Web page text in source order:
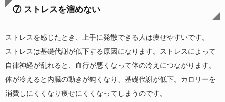
⑦ ストレスを溜めない
ストレスを感じたとき、上手に発散できる人は痩せやすいです。
ストレスは基礎代謝が低下する原因になります。ストレスによって
自律神経が乱れると、血行が悪くなって体の冷えにつながります。
体が冷えると内臓の動きが鈍くなり、基礎代謝が低下。カロリーを
消費しにくくなり痩せにくくなってしまうのです。